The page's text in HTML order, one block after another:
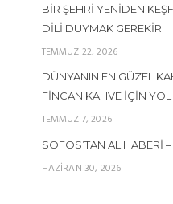
BIR ŞEHRI YENIDEN
DILI DUYMAK GEREKIR
TEMMUZ 22, 2026
DÜNYANIN EN GÜZEL
FINCAN KAHVE İÇIN
TEMMUZ 7, 2026
SOFOS’TAN AL HABERI
HAZIRAN 30, 2026